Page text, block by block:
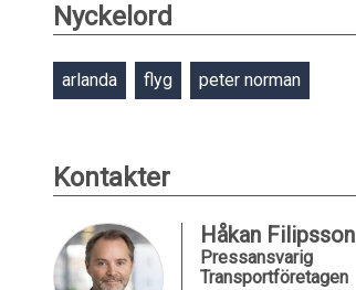
Nyckelord
arlanda flyg peter norman
Kontakter
Håkan Filipsson
Pressansvarig
Transportföretagen